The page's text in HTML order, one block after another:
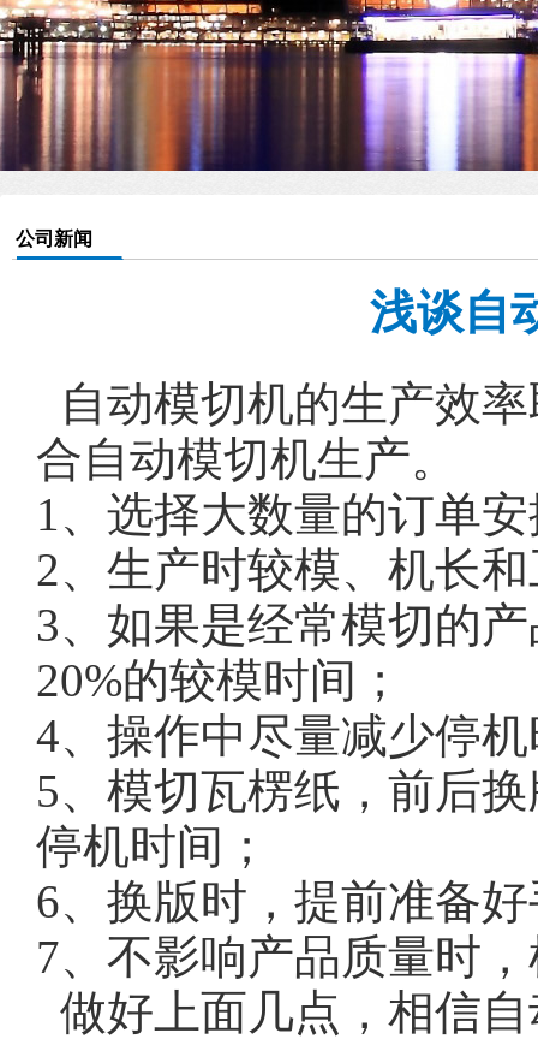
公司新闻
浅谈自
自动模切机的生产效
合自动模切机生产。
1、 选择大数量的订单
2、 生产时较模、机长
3、如果是经常模切的
20%的较模时间；
4、 操作中尽量减少停
5、 模切瓦楞纸，前后
停机时间；
6、 换版时，提前准备
7、 不影响产品质量时
做好上面几点，相信